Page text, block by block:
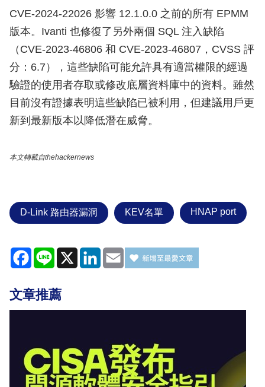
CVE-2024-22026 影響 12.1.0.0 之前的所有 EPMM
版本。Ivanti 也修復了另外兩個 SQL 注入缺陷
（CVE-2023-46806 和 CVE-2023-46807，CVSS 評
分：6.7），這些缺陷可能允許具有適當權限的經過
驗證的使用者存取或修改底層資料庫中的資料。雖然
目前沒有證據表明這些缺陷已被利用，但建議用戶更
新到最新版本以降低潛在威脅。
本文轉載自thehackernews
D-Link 路由器漏洞 KEV名單 HNAP port
Facebook
Line X LinkedIn
Email
文章推薦